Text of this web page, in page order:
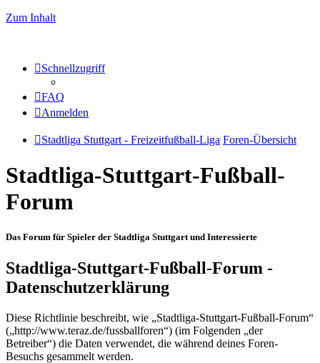
Zum Inhalt
Schnellzugriff
FAQ
Anmelden
Stadtliga Stuttgart - Freizeitfußball-Liga Foren-Übersicht
Stadtliga-Stuttgart-Fußball-
Forum
Das Forum für Spieler der Stadtliga Stuttgart und Interessierte
Stadtliga-Stuttgart-Fußball-Forum -
Datenschutzerklärung
Diese Richtlinie beschreibt, wie „Stadtliga-Stuttgart-Fußball-Forum“
(„http://www.teraz.de/fussballforen“) (im Folgenden „der
Betreiber“) die Daten verwendet, die während deines Foren-
Besuchs gesammelt werden.